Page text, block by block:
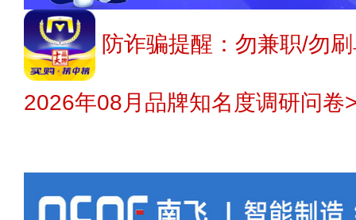
防诈骗提醒：勿兼职/勿
2026年08月品牌知名度调研问卷